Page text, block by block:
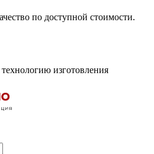
по доступной стоимости.
изготовления